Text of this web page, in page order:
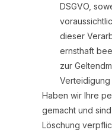
DSGVO,
dieser
ernsthaft
zur
Verteidigung
Haben wir Ihre
gemacht und
Löschung